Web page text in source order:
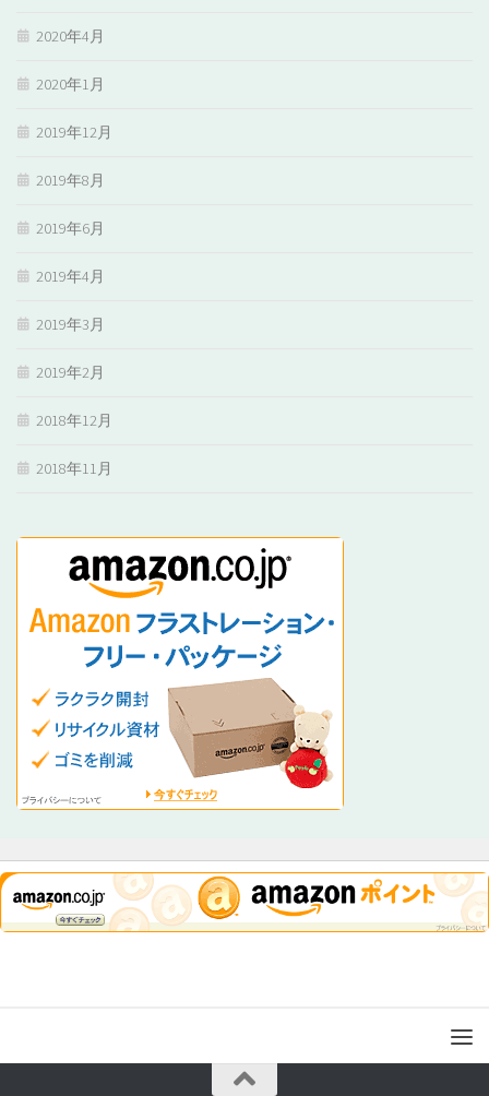
2020年4月
2020年1月
2019年12月
2019年8月
2019年6月
2019年4月
2019年3月
2019年2月
2018年12月
2018年11月